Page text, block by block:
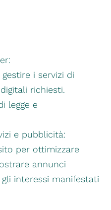
i servizi di
richiesti.
legge e
e pubblicità:
per ottimizzare
annunci
interessi manifestati